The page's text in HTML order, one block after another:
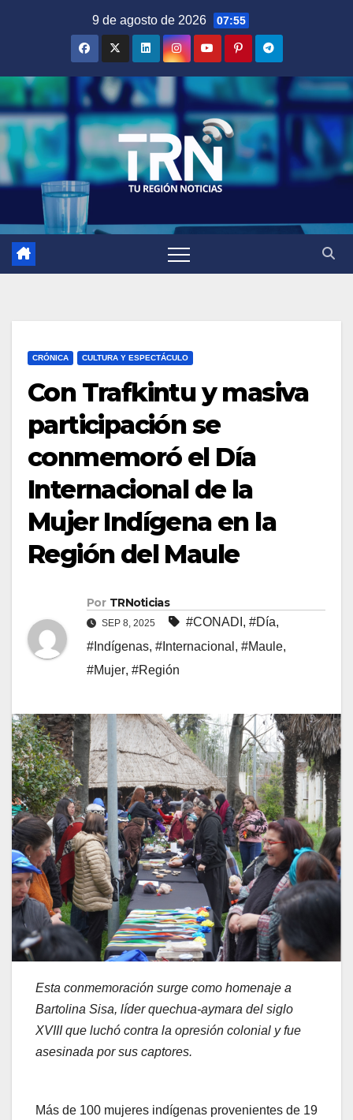
9 de agosto de 2026 07:55
CRÓNICA CULTURA Y ESPECTÁCULO
Con Trafkintu y masiva
participación se
conmemoró el Día
Internacional de la
Mujer Indígena en la
Región del Maule
Por TRNoticias
SEP 8, 2025 #CONADI , #Día,
#Indígenas, #Internacional , #Maule,
#Mujer, #Región
Esta conmemoración surge como homenaje a
Bartolina Sisa, líder quechua-aymara del siglo
XVIII que luchó contra la opresión colonial y fue
asesinada por sus captores.
Más de 100 mujeres indígenas provenientes de 19